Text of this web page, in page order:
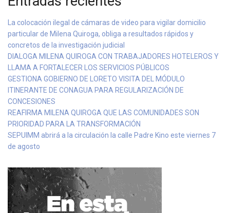
La colocación ilegal de cámaras de video para vigilar domicilio
particular de Milena Quiroga, obliga a resultados rápidos y
concretos de la investigación judicial
DIALOGA MILENA QUIROGA CON TRABAJADORES HOTELEROS Y
LLAMA A FORTALECER LOS SERVICIOS PÚBLICOS
GESTIONA GOBIERNO DE LORETO VISITA DEL MÓDULO
ITINERANTE DE CONAGUA PARA REGULARIZACIÓN DE
CONCESIONES
REAFIRMA MILENA QUIROGA QUE LAS COMUNIDADES SON
PRIORIDAD PARA LA TRANSFORMACIÓN
SEPUIMM abrirá a la circulación la calle Padre Kino este viernes 7
de agosto